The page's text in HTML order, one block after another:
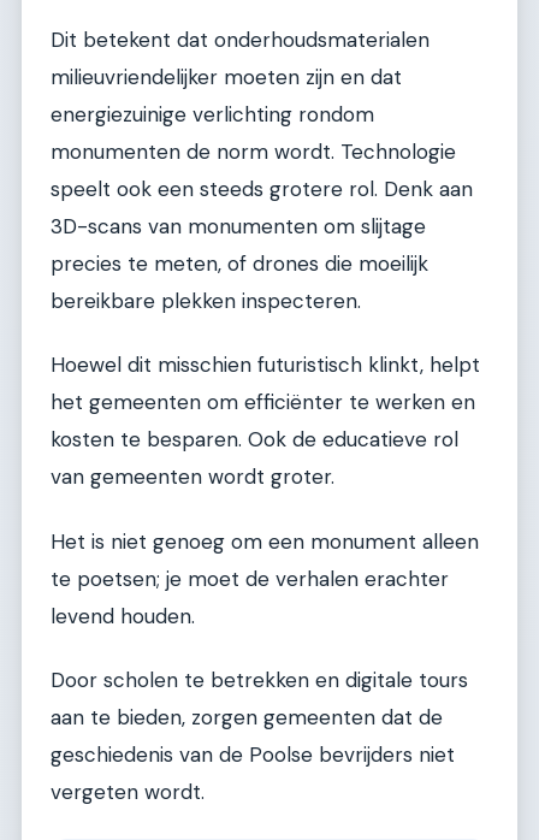
Dit betekent dat onderhoudsmaterialen
milieuvriendelijker moeten zijn en dat
energiezuinige verlichting rondom
monumenten de norm wordt. Technologie
speelt ook een steeds grotere rol. Denk aan
3D-scans van monumenten om slijtage
precies te meten, of drones die moeilijk
bereikbare plekken inspecteren.
Hoewel dit misschien futuristisch klinkt, helpt
het gemeenten om efficiënter te werken en
kosten te besparen. Ook de educatieve rol
van gemeenten wordt groter.
Het is niet genoeg om een monument alleen
te poetsen; je moet de verhalen erachter
levend houden.
Door scholen te betrekken en digitale tours
aan te bieden, zorgen gemeenten dat de
geschiedenis van de Poolse bevrijders niet
vergeten wordt.